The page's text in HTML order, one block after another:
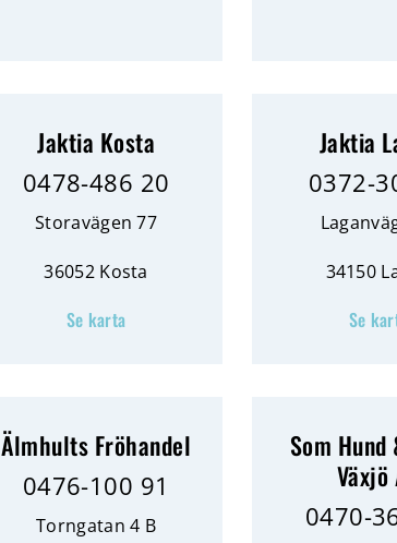
Jaktia Kosta
0478-486 20
Storavägen 77
36052 Kosta
Se karta
Jaktia
0372-
34150
Se
Älmhults Fröhandel
0476-100 91
Torngatan 4 B
Som
Växjö
0470-